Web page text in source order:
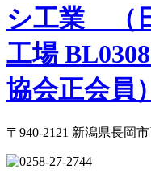
〒940-2121 新潟県長岡